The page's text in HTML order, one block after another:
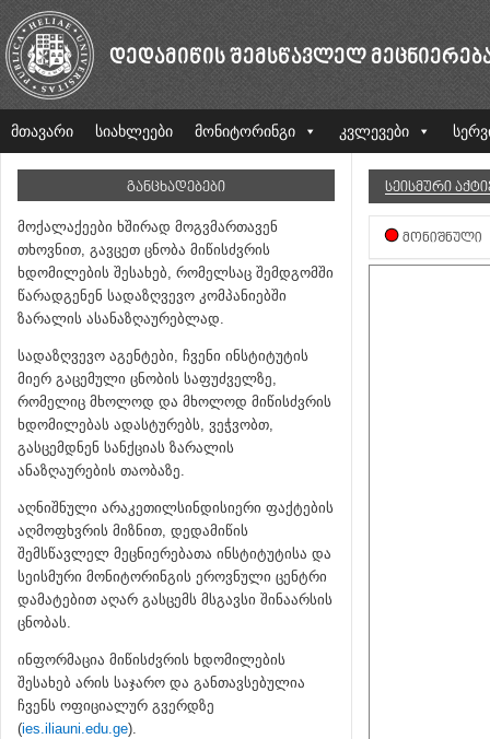
ᲓᲔᲓᲐᲛᲘᲬᲘᲡ ᲨᲔᲛᲡᲬᲐᲕᲚᲔᲚ
მთავარი სიახლეები მონიტორინგი კვლევები
ᲒᲐᲜᲪᲮᲐᲓᲔᲑᲔᲑᲘ
მოქალაქეები ხშირად მოგვმართავენ
თხოვნით, გავცეთ ცნობა მიწისძვრის
ხდომილების შესახებ, რომელსაც შემდგომში
წარადგენენ სადაზღვევო კომპანიებში
ზარალის ასანაზღაურებლად.
სადაზღვევო აგენტები, ჩვენი ინსტიტუტის
მიერ გაცემული ცნობის საფუძველზე,
რომელიც მხოლოდ და მხოლოდ მიწისძვრის
ხდომილებას ადასტურებს, ვეჭვობთ,
გასცემდნენ სანქციას ზარალის
ანაზღაურების თაობაზე.
აღნიშნული არაკეთილსინდისიერი ფაქტების
აღმოფხვრის მიზნით, დედამიწის
შემსწავლელ მეცნიერებათა ინსტიტუტისა და
სეისმური მონიტორინგის ეროვნული ცენტრი
დამატებით აღარ გასცემს მსგავსი შინაარსის
ცნობას.
ინფორმაცია მიწისძვრის ხდომილების
შესახებ არის საჯარო და განთავსებულია
ჩვენს ოფიციალურ გვერდზე
(ies.iliauni.edu.ge).
ᲡᲔᲘᲡᲛᲣᲠᲘ
ᲛᲝᲜᲘᲨᲜᲣᲚᲘ